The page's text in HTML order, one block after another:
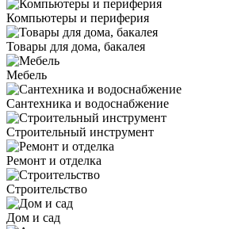
Компьютеры и периферия
Товары для дома, бакалея
Мебель
Сантехника и водоснабжение
Строительный инструмент
Ремонт и отделка
Строительство
Дом и сад